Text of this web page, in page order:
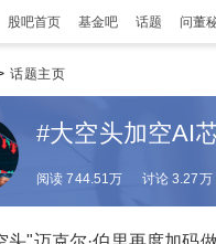
股吧首页 基金吧 话题 问董
话题主页
#大空头加空AI
阅读 744.51万 讨论 3.27万